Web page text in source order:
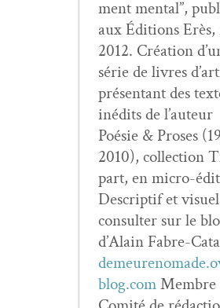
ment men­tal”,
aux Édi­tions Erès,
2012. Créa­tion
série de livres
présen­tant des
inédits de l’auteur
Poésie & Pros­es
2010), col­lec­tion
part, en micro-
Descrip­tif et
con­sul­ter sur le
d’Alain Fab­re-
blog.comMem­bre